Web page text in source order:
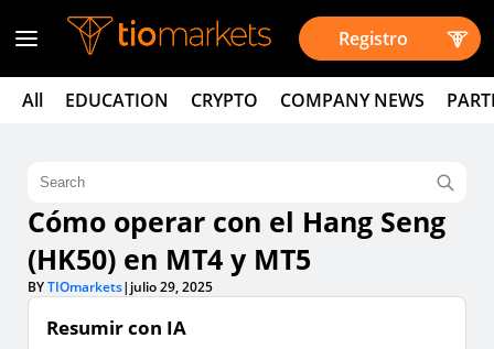
Registro
All EDUCATION CRYPTO COMPANY NEWS
Cómo operar con el Hang Seng
(HK50) en MT4 y MT5
BYTIOmarkets| julio 29, 2025
Resumir con IA